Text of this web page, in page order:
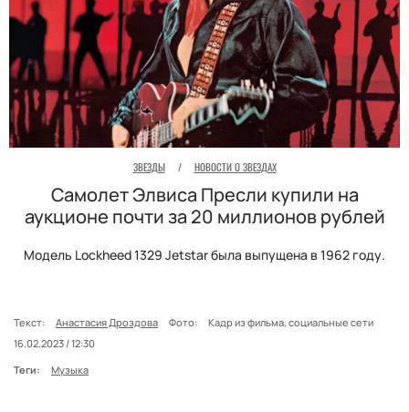
ЗВЕЗДЫ / НОВОСТИ О ЗВЕЗДАХ
Самолет Элвиса Пресли купили на
аукционе почти за 20 миллионов рублей
Модель Lockheed 1329 Jetstar была выпущена в 1962 году.
Текст: Анастасия Дроздова Фото:
Кадр из фильма, социальные сети
16.02.2023 / 12:30
Теги:
Музыка